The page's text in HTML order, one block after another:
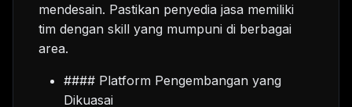
mendesain. Pastikan penyedia jasa memiliki
tim dengan skill yang mumpuni di berbagai
area.
#### Platform Pengembangan yang
Dikuasai